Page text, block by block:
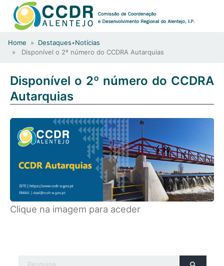
Home » Destaques•Notícias
» Disponível o 2º número do CCDRA Autarquias
Disponível o 2º número do CCDRA
Autarquias
Clique na imagem para aceder